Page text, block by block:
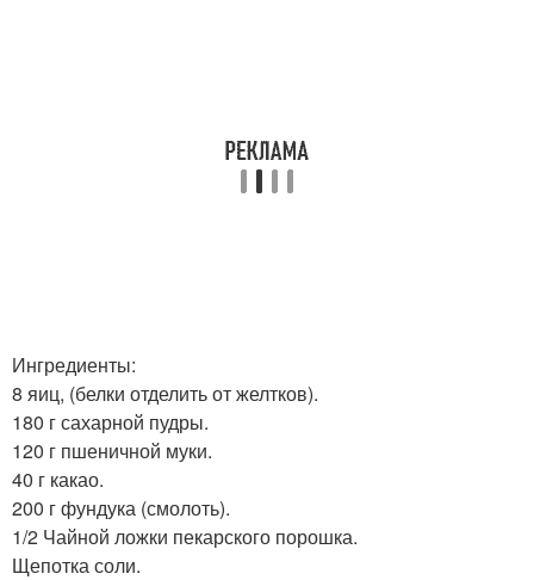
Ингредиенты:
8 яиц, (белки отделить от желтков).
180 г сахарной пудры.
120 г пшеничной муки.
40 г какао.
200 г фундука (смолоть).
1/2 Чайной ложки пекарского порошка.
Щепотка соли.